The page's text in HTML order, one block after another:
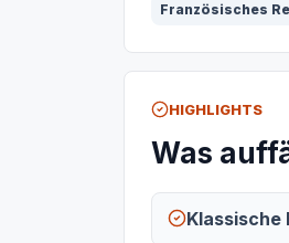
Französisches
HIGHLIGHTS
Was
Klassische